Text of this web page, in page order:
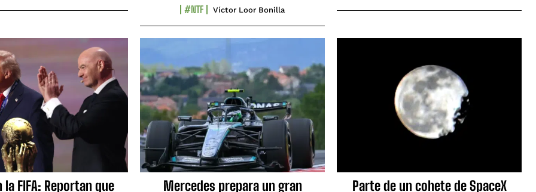
#NTF Víctor Loor Bonilla
la FIFA: Reportan que Mercedes prepara un gran Parte de un cohete de SpaceX